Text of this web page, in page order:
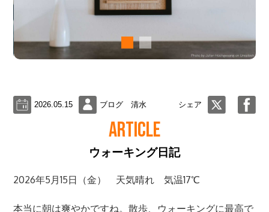
2026.05.15 ブログ 清水 シェア
ARTICLE
ウォーキング日記